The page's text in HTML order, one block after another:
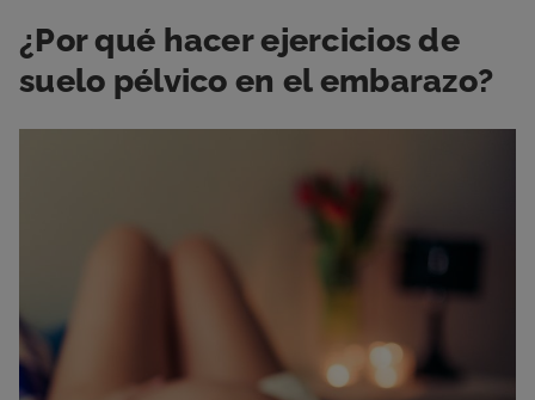
¿Por qué hacer ejercicios de
suelo pélvico en el embarazo?